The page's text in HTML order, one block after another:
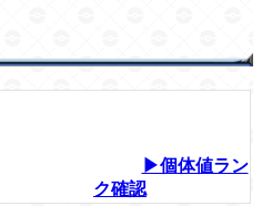
▶個体値ラン
ク確認